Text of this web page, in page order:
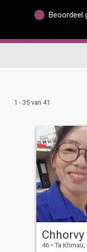
Beoordeel
1 - 35 van 41
Chhorvy
46 • Ta Khmau,